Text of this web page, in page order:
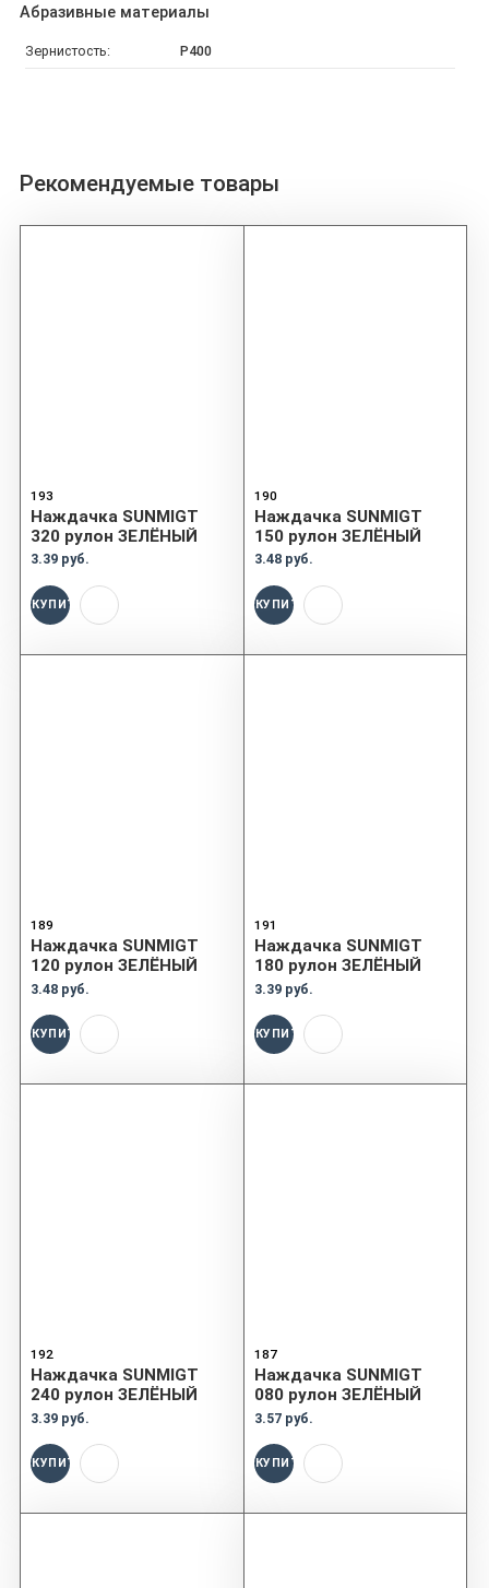
Абразивные материалы
Зернистость: P400
Рекомендуемые товары
193
Наждачка SUNMIGT
320 рулон ЗЕЛЁНЫЙ
3.39 руб.
КУПИТЬ
190
Наждачка SUNMIGT
150 рулон ЗЕЛЁНЫЙ
3.48 руб.
КУПИТЬ
189
Наждачка SUNMIGT
120 рулон ЗЕЛЁНЫЙ
3.48 руб.
КУПИТЬ
191
Наждачка SUNMIGT
180 рулон ЗЕЛЁНЫЙ
3.39 руб.
КУПИТЬ
192
Наждачка SUNMIGT
240 рулон ЗЕЛЁНЫЙ
3.39 руб.
КУПИТЬ
187
Наждачка SUNMIGT
080 рулон ЗЕЛЁНЫЙ
3.57 руб.
КУПИТЬ